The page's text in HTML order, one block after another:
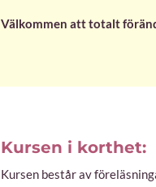
Välkommen att totalt
Kursen i korthet:
Kursen består av